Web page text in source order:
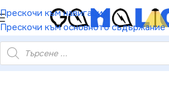
Прескочи към навигация
Прескочи към основното съдържание
НАМАЛЕНИЕ ОТ
двойно компютърно гнездо